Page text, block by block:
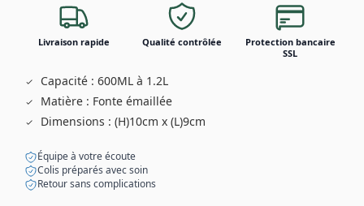
Livraison rapide Qualité contrôlée
Protection bancaire
SSL
Capacité : 600ML à 1.2L
Matière : Fonte émaillée
Dimensions : (H)10cm x (L)9cm
Équipe à votre écoute
Colis préparés avec soin
Retour sans complications